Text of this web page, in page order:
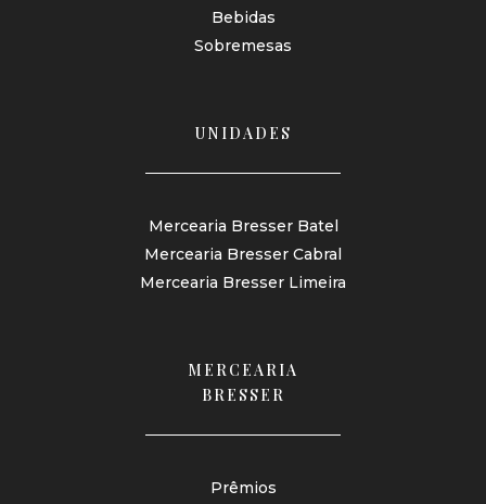
Bebidas
Sobremesas
UNIDADES
Mercearia Bresser Batel
Mercearia Bresser Cabral
Mercearia Bresser Limeira
MERCEARIA
BRESSER
Prêmios